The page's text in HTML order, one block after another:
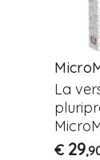
La
€ 29